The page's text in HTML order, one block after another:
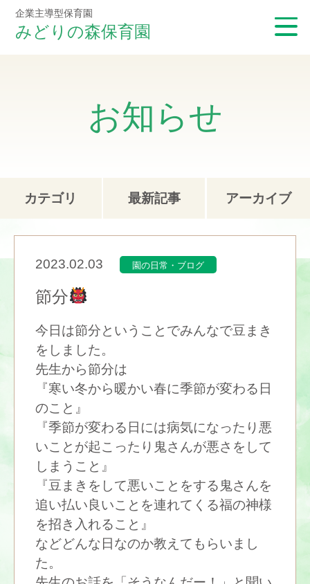
企業主導型保育園
みどりの森保育園
お知らせ
カテゴリ 最新記事 アーカイブ
2023.02.03 園の日常・ブログ
節分
今日は節分ということでみんなで豆まき
をしました。
先生から節分は
『寒い冬から暖かい春に季節が変わる日
のこと』
『季節が変わる日には病気になったり悪
いことが起こったり鬼さんが悪さをして
しまうこと』
『豆まきをして悪いことをする鬼さんを
追い払い良いことを連れてくる福の神様
を招き入れること』
などどんな日なのか教えてもらいまし
た。